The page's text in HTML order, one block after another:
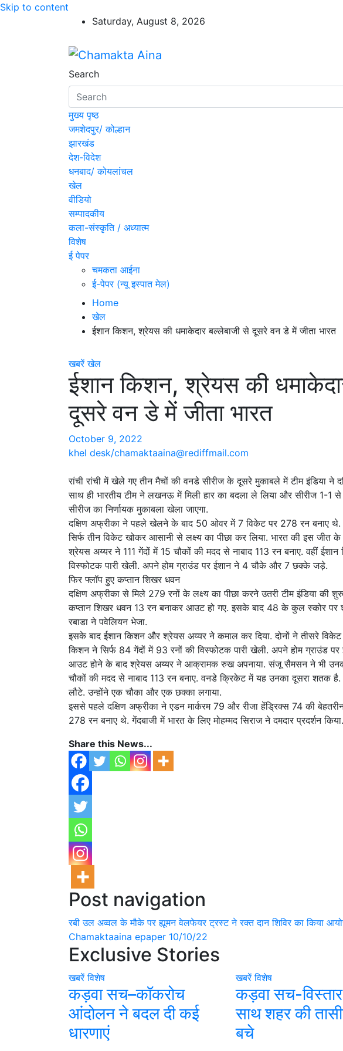
Skip to content
Saturday, August 8, 2026
Chamakta Aina
Hindi News Paper – Jharkhand
Search
मुख्य पृष्ठ
जमशेदपुर/ कोल्हान
झारखंड
देश-विदेश
धनबाद/ कोयलांचल
खेल
वीडियो
सम्पादकीय
कला-संस्कृति / अध्यात्म
विशेष
ई पेपर
चमकता आईना
ई-पेपर (न्यू इस्पात मेल)
Home
खेल
ईशान किशन, श्रेयस की धमाकेदार बल्लेबाजी से दूसरे वन डे में जीता भारत
खबरें खेल
ईशान किशन, श्रेयस की
दूसरे वन डे में जीता भारत
October 9, 2022
khel desk/chamaktaaina@rediffmail.com
रांची रांची में खेले गए तीन मैचों की वनडे सीरीज के दूसरे मुकाबले में टीम इंडिया ने
साथ ही भारतीय टीम ने लखनऊ में मिली हार का बदला ले लिया और सीरीज 1-1
सीरीज का निर्णायक मुकाबला खेला जाएगा.
दक्षिण अफ्रीका ने पहले खेलने के बाद 50 ओवर में 7 विकेट पर 278 रन बनाए
सिर्फ तीन विकेट खोकर आसानी से लक्ष्य का पीछा कर लिया. भारत की इस जीत
श्रेयस अय्यर ने 111 गेंदों में 15 चौकों की मदद से नाबाद 113 रन बनाए. वहीं
विस्फोटक पारी खेली. अपने होम ग्राउंड पर ईशान ने 4 चौके और 7 छक्के जड़े.
फिर फ्लॉप हुए कप्तान शिखर धवन
दक्षिण अफ्रीका से मिले 279 रनों के लक्ष्य का पीछा करने उतरी टीम इंडिया
कप्तान शिखर धवन 13 रन बनाकर आउट हो गए. इसके बाद 48 के कुल स्कोर पर
रबाडा ने पवेलियन भेजा.
इसके बाद ईशान किशन और श्रेयस अय्यर ने कमाल कर दिया. दोनों ने तीसरे विकेट
किशन ने सिर्फ 84 गेंदों में 93 रनों की विस्फोटक पारी खेली. अपने होम
आउट होने के बाद श्रेयस अय्यर ने आक्रामक रुख अपनाया. संजू सैमसन ने भी उनका
चौकों की मदद से नाबाद 113 रन बनाए. वनडे क्रिकेट में यह उनका दूसरा शतक
लौटे. उन्होंने एक चौका और एक छक्का लगाया.
इससे पहले दक्षिण अफ्रीका ने एडन मार्करम 79 और रीजा हेंड्रिक्स 74 की
278 रन बनाए थे. गेंदबाजी में भारत के लिए मोहम्मद सिराज ने दमदार प्रदर्शन
Share this News...
Post navigation
रबी उल अव्वल के मौके पर ह्यूमन वेलफेयर ट्रस्ट ने रक्त दान शिविर का किया
Chamaktaaina epaper 10/10/22
Exclusive Stories
खबरें विशेष
कड़वा सच–कॉकरोच
आंदोलन ने बदल दी कई
धारणाएं
खबरें विशेष
कड़वा सच-
साथ शहर की
बचे